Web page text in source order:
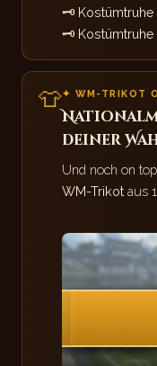
🗝 Kostümtruhe
🗝 Kostümtruhe
👕✦ WM-TRIKOT
deiner
Und noch on
WM-Trikot aus